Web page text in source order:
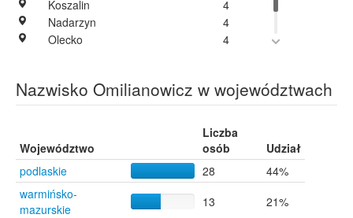
Koszalin
4
Nadarzyn
4
Olecko
4
Nazwisko Omilianowicz w województwach
Województwo
Liczba
osób
Udział
podlaskie
28
44%
warmińsko-
mazurskie
13
21%